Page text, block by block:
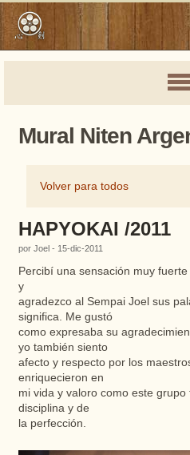
Mural Niten
Volver para todos
HAPYOKAI /2011
por Joel - 15-dic-2011
Percibí una sensación muy fuerte
y
agradezcoal SempaiJoel sus
significa. Me gustó
como expresabasu
yo también siento
afectoy respectopor los
enriquecieron en
mi vida y valorocomo este grupo
disciplina y de
la perfección.